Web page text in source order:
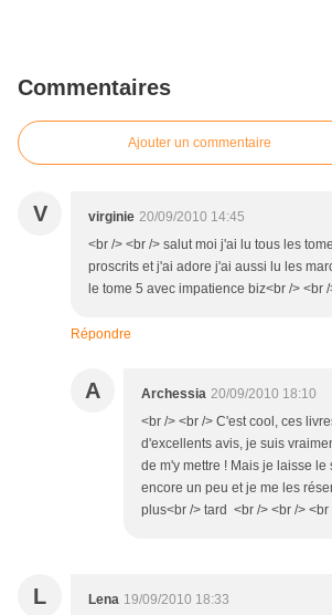
Commentaires
Ajouter un commentaire
V virginie 20/09/2010 14:45
<br /> <br /> salut moi j'ai lu tous les
proscrits et j'ai adore j'ai aussi lu les
le tome 5 avec impatience biz<br /> <br
Répondre
A Archessia 20/09/2010 18:10
<br /> <br /> C'est cool, ces
d'excellents avis, je suis
de m'y mettre ! Mais je laisse le
encore un peu et je me les
plus<br /> tard <br /> <br /> <br
L Lena 19/09/2010 18:33